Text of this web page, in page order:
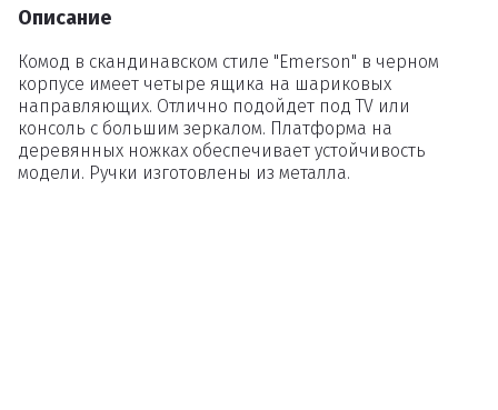
Описание
Комод в скандинавском стиле "Emerson" в черном
корпусе имеет четыре ящика на шариковых
направляющих. Отлично подойдет под TV или
консоль с большим зеркалом. Платформа на
деревянных ножках обеспечивает устойчивость
модели. Ручки изготовлены из металла.